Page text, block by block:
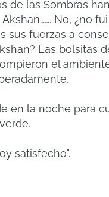
de las Sombras
No, ¿no
sus fuerzas a
Las bolsitas
el
en la noche para
satisfecho".